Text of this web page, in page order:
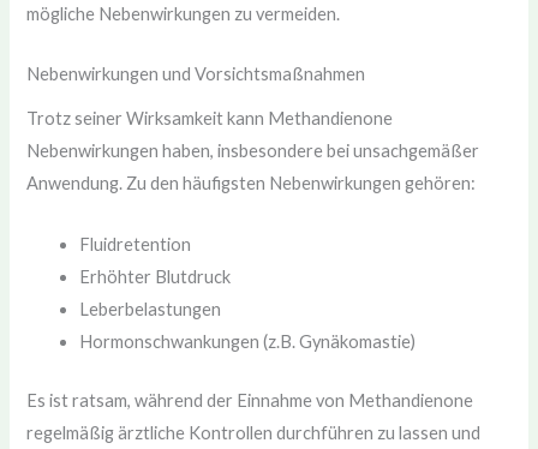
mögliche Nebenwirkungen zu vermeiden.
Nebenwirkungen und Vorsichtsmaßnahmen
Trotz seiner Wirksamkeit kann Methandienone
Nebenwirkungen haben, insbesondere bei unsachgemäßer
Anwendung. Zu den häufigsten Nebenwirkungen gehören:
Fluidretention
Erhöhter Blutdruck
Leberbelastungen
Hormonschwankungen (z.B. Gynäkomastie)
Es ist ratsam, während der Einnahme von Methandienone
regelmäßig ärztliche Kontrollen durchführen zu lassen und